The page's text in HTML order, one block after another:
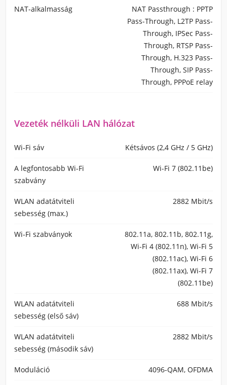
NAT-alkalmasság
NAT Passthrough : PPTP
Pass-Through, L2TP Pass-
Through, IPSec Pass-
Through, RTSP Pass-
Through, H.323 Pass-
Through, SIP Pass-
Through, PPPoE relay
Vezeték nélküli LAN hálózat
Wi-Fi sáv Kétsávos (2,4 GHz / 5 GHz)
A legfontosabb Wi-Fi
szabvány
Wi-Fi 7 (802.11be)
WLAN adatátviteli
sebesség (max.)
2882 Mbit/s
Wi-Fi szabványok
802.11a, 802.11b, 802.11g,
Wi-Fi 4 (802.11n), Wi-Fi 5
(802.11ac), Wi-Fi 6
(802.11ax), Wi-Fi 7
(802.11be)
WLAN adatátviteli
sebesség (első sáv)
688 Mbit/s
WLAN adatátviteli
sebesség (második sáv)
2882 Mbit/s
Moduláció 4096-QAM, OFDMA